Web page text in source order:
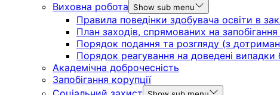
Виховна робота
Show sub menu
Правила поведінки здобувача освіти в
План заходів, спрямованих на
Порядок подання та розгляду (з
Порядок реагування на доведені випадки
Академічна доброчесність
Запобігання корупції